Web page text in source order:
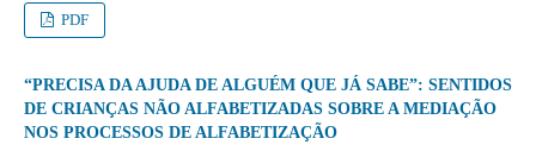
PDF
“PRECISA DA AJUDA DE ALGUÉM QUE JÁ SABE”: SENTIDOS
DE CRIANÇAS NÃO ALFABETIZADAS SOBRE A MEDIAÇÃO
NOS PROCESSOS DE ALFABETIZAÇÃO